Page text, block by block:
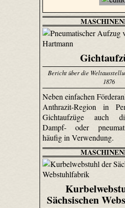
Bericht über die
1876
Neben einfachen
Anthrazit-Region in
Gicht­aufzüge auch
Dampf- oder
häufig in Verwendung.
Sächsischen